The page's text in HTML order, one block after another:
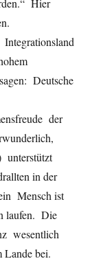
Hier
Deutsche
der
unterstützt
in der
Mensch ist
laufen. Die
wesentlich
Lande bei.